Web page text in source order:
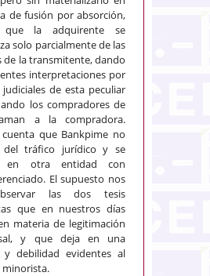
de fusión por absorción,
la adquirente se
solo parcialmente de las
de la transmitente, dando
interpretaciones por
de esta peculiar
los compradores de
a la compradora.
cuenta que Bankpime no
del tráfico jurídico y se
en otra entidad con
El supuesto nos
las dos tesis
que en nuestros días
materia de legitimación
y que deja en una
y debilidad evidentes al